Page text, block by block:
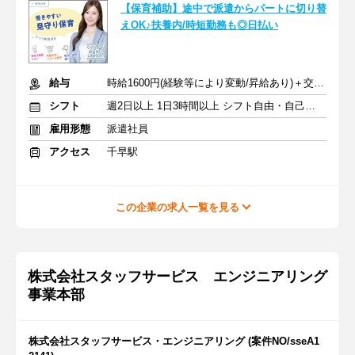
【保育補助】途中で派遣からパートに切り替
えOK♪扶養内/時短勤務も◎日払い
給与
時給1600円(経験等により変動/昇給あり)＋交通費全額支給
シフト
週2日以上 1日3時間以上 シフト自由・自己申告
雇用形態
派遣社員
アクセス
千早駅
この企業の求人一覧を見る
株式会社スタッフサービス エンジニアリング
事業本部
株式会社スタッフサービス・エンジニアリング (案件NO/sseA1